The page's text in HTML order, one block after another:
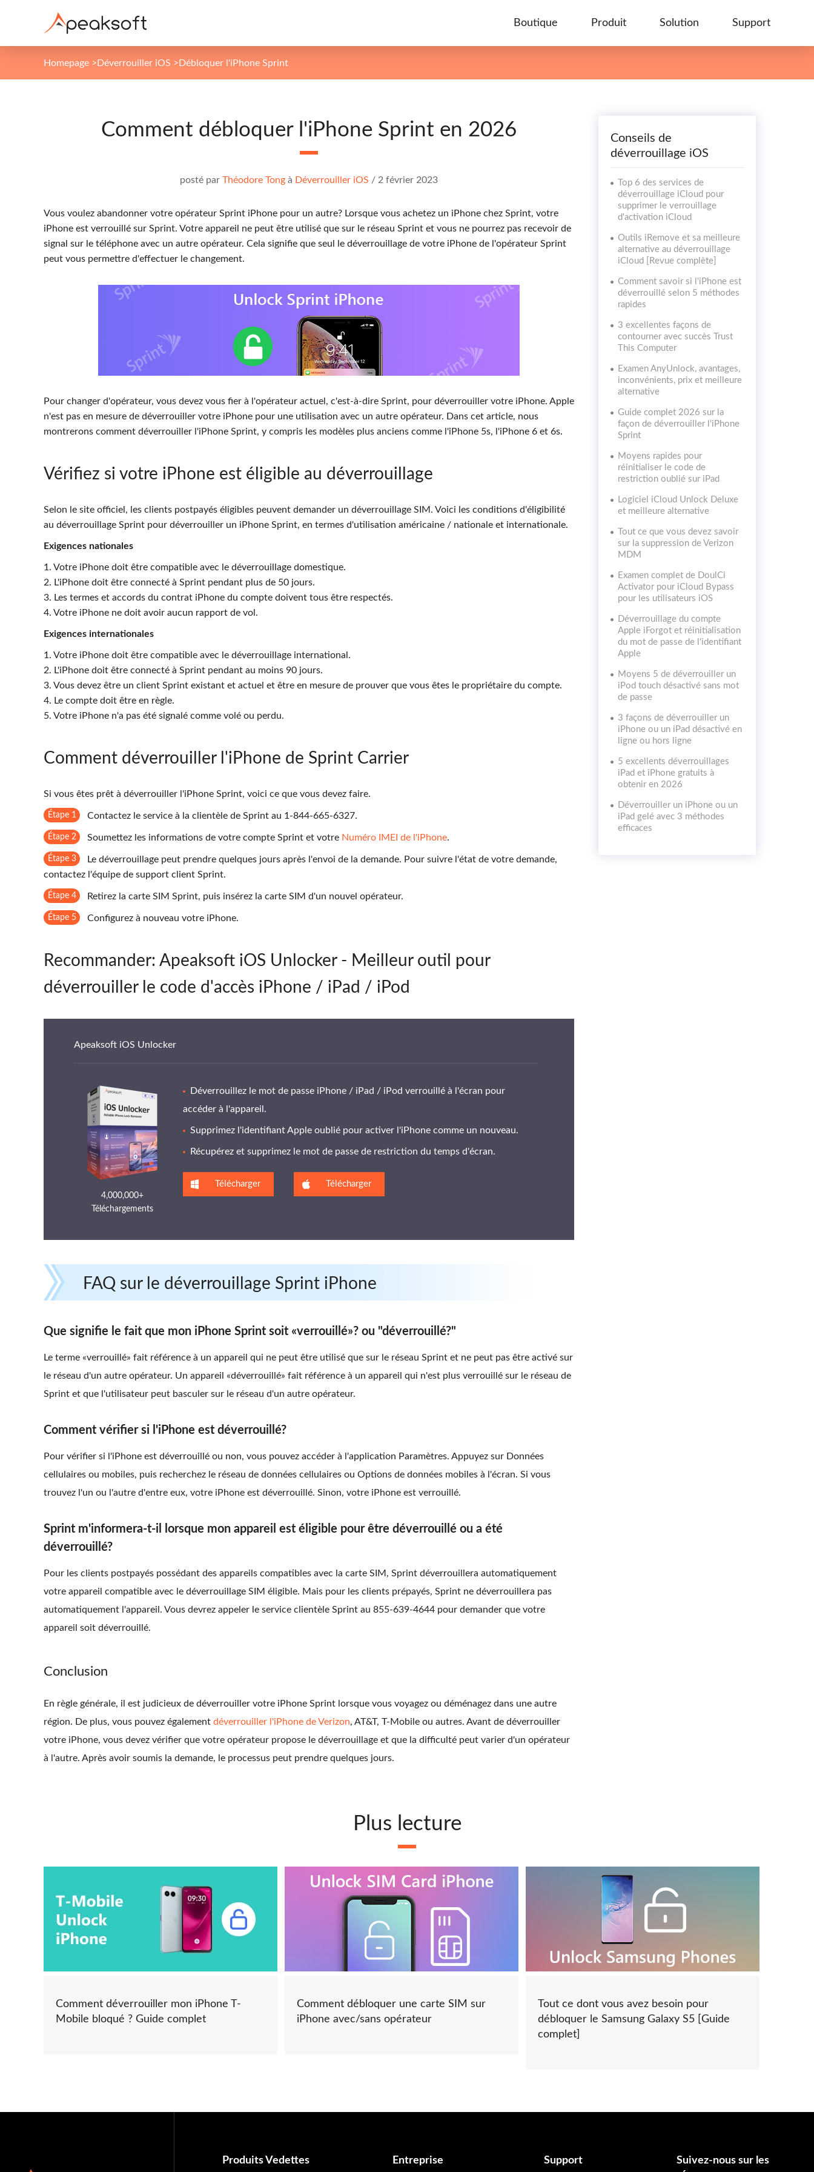
Boutique Produit Solution Support
Homepage >Déverrouiller iOS >Débloquer l'iPhone Sprint
Comment débloquer l'iPhone Sprint en 2026
posté par Théodore Tong à Déverrouiller iOS / 2 février 2023
Vous voulez abandonner votre opérateur Sprint iPhone pour un autre? Lorsque vous achetez un iPhone chez Sprint, votre
iPhone est verrouillé sur Sprint. Votre appareil ne peut être utilisé que sur le réseau Sprint et vous ne pourrez pas recevoir de
signal sur le téléphone avec un autre opérateur. Cela signifie que seul le déverrouillage de votre iPhone de l'opérateur Sprint
peut vous permettre d'effectuer le changement.
Pour changer d'opérateur, vous devez vous fier à l'opérateur actuel, c'est-à-dire Sprint, pour déverrouiller votre iPhone. Apple
n'est pas en mesure de déverrouiller votre iPhone pour une utilisation avec un autre opérateur. Dans cet article, nous
montrerons comment déverrouiller l'iPhone Sprint, y compris les modèles plus anciens comme l'iPhone 5s, l'iPhone 6 et 6s.
Vérifiez si votre iPhone est éligible au déverrouillage
Selon le site officiel, les clients postpayés éligibles peuvent demander un déverrouillage SIM. Voici les conditions d'éligibilité
au déverrouillage Sprint pour déverrouiller un iPhone Sprint, en termes d'utilisation américaine / nationale et internationale.
Exigences nationales
1. Votre iPhone doit être compatible avec le déverrouillage domestique.
2. L'iPhone doit être connecté à Sprint pendant plus de 50 jours.
3. Les termes et accords du contrat iPhone du compte doivent tous être respectés.
4. Votre iPhone ne doit avoir aucun rapport de vol.
Exigences internationales
1. Votre iPhone doit être compatible avec le déverrouillage international.
2. L'iPhone doit être connecté à Sprint pendant au moins 90 jours.
3. Vous devez être un client Sprint existant et actuel et être en mesure de prouver que vous êtes le propriétaire du compte.
4. Le compte doit être en règle.
5. Votre iPhone n'a pas été signalé comme volé ou perdu.
Comment déverrouiller l'iPhone de Sprint Carrier
Si vous êtes prêt à déverrouiller l'iPhone Sprint, voici ce que vous devez faire.
Étape 1 Contactez le service à la clientèle de Sprint au 1-844-665-6327.
Étape 2 Soumettez les informations de votre compte Sprint et votre Numéro IMEI de l'iPhone.
Étape 3
Le déverrouillage peut prendre quelques jours après l'envoi de la demande. Pour suivre l'état de votre demande,
contactez l'équipe de support client Sprint.
Étape 4 Retirez la carte SIM Sprint, puis insérez la carte SIM d'un nouvel opérateur.
Étape 5 Configurez à nouveau votre iPhone.
Recommander: Apeaksoft iOS Unlocker - Meilleur outil pour
déverrouiller le code d'accès iPhone / iPad / iPod
Apeaksoft iOS Unlocker
4,000,000+
Téléchargements
Déverrouillez le mot de passe iPhone / iPad / iPod verrouillé à l'écran pour
accéder à l'appareil.
Supprimez l'identifiant Apple oublié pour activer l'iPhone comme un nouveau.
Récupérez et supprimez le mot de passe de restriction du temps d'écran.
Télécharger Télécharger
FAQ sur le déverrouillage Sprint iPhone
Que signifie le fait que mon iPhone Sprint soit «verrouillé»? ou "déverrouillé?"
Le terme «verrouillé» fait référence à un appareil qui ne peut être utilisé que sur le réseau Sprint et ne peut pas être activé sur
le réseau d'un autre opérateur. Un appareil «déverrouillé» fait référence à un appareil qui n'est plus verrouillé sur le réseau de
Sprint et que l'utilisateur peut basculer sur le réseau d'un autre opérateur.
Comment vérifier si l'iPhone est déverrouillé?
Pour vérifier si l'iPhone est déverrouillé ou non, vous pouvez accéder à l'application Paramètres. Appuyez sur Données
cellulaires ou mobiles, puis recherchez le réseau de données cellulaires ou Options de données mobiles à l'écran. Si vous
trouvez l'un ou l'autre d'entre eux, votre iPhone est déverrouillé. Sinon, votre iPhone est verrouillé.
Sprint m'informera-t-il lorsque mon appareil est éligible pour être déverrouillé ou a été
déverrouillé?
Pour les clients postpayés possédant des appareils compatibles avec la carte SIM, Sprint déverrouillera automatiquement
votre appareil compatible avec le déverrouillage SIM éligible. Mais pour les clients prépayés, Sprint ne déverrouillera pas
automatiquement l'appareil. Vous devrez appeler le service clientèle Sprint au 855-639-4644 pour demander que votre
appareil soit déverrouillé.
Conclusion
En règle générale, il est judicieux de déverrouiller votre iPhone Sprint lorsque vous voyagez ou déménagez dans une autre
région. De plus, vous pouvez également déverrouiller l'iPhone de Verizon, AT&T, T-Mobile ou autres. Avant de déverrouiller
votre iPhone, vous devez vérifier que votre opérateur propose le déverrouillage et que la difficulté peut varier d'un opérateur
à l'autre. Après avoir soumis la demande, le processus peut prendre quelques jours.
Conseils de
déverrouillage iOS
Top 6 des services de
déverrouillage iCloud pour
supprimer le verrouillage
d'activation iCloud
Outils iRemove et sa meilleure
alternative au déverrouillage
iCloud [Revue complète]
Comment savoir si l'iPhone est
déverrouillé selon 5 méthodes
rapides
3 excellentes façons de
contourner avec succès Trust
This Computer
Examen AnyUnlock, avantages,
inconvénients, prix et meilleure
alternative
Guide complet 2026 sur la
façon de déverrouiller l'iPhone
Sprint
Moyens rapides pour
réinitialiser le code de
restriction oublié sur iPad
Logiciel iCloud Unlock Deluxe
et meilleure alternative
Tout ce que vous devez savoir
sur la suppression de Verizon
MDM
Examen complet de DoulCi
Activator pour iCloud Bypass
pour les utilisateurs iOS
Déverrouillage du compte
Apple iForgot et réinitialisation
du mot de passe de l'identifiant
Apple
Moyens 5 de déverrouiller un
iPod touch désactivé sans mot
de passe
3 façons de déverrouiller un
iPhone ou un iPad désactivé en
ligne ou hors ligne
5 excellents déverrouillages
iPad et iPhone gratuits à
obtenir en 2026
Déverrouiller un iPhone ou un
iPad gelé avec 3 méthodes
efficaces
Plus lecture
Comment déverrouiller mon iPhone T-
Mobile bloqué ? Guide complet
Comment débloquer une carte SIM sur
iPhone avec/sans opérateur
Tout ce dont vous avez besoin pour
débloquer le Samsung Galaxy S5 [Guide
complet]
Produits Vedettes Entreprise Support
Suivez-nous sur les